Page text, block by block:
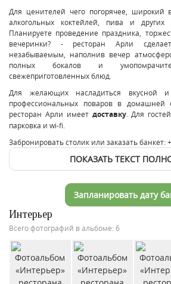
Для ценителей чего погорячее, широкий
алкогольных коктейлей, пива и других
Планируете проведение праздника,
вечеринки? - ресторан Арли
незабываемым, наполнив вечер
полных бокалов и
свежеприготовленных блюд.
Для желающих насладиться вкусной
профессиональных поваров в домашней
ресторан Арли имеет доставку. Для
парковка и wi-fi.
Забронировать столик или заказать банкет:
ПОКАЗАТЬ ТЕКСТ
Запланировать дату
Интерьер
Всего фотографий в альбоме: 6